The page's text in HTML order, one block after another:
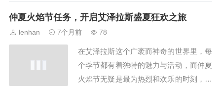
秘故事的绝佳场所，让我们一同走进《魔
无数玩家的回忆,它们开启了艾泽拉斯的
冒险篇章，死亡矿...
仲夏火焰节任务，开启艾泽拉斯盛夏狂欢之旅
lenhan 7个月前 78
在艾泽拉斯这个广袤而神奇的世界里，每
个季节都有着独特的魅力与活动，而仲夏
火焰节无疑是最为热烈和欢乐的时刻，当